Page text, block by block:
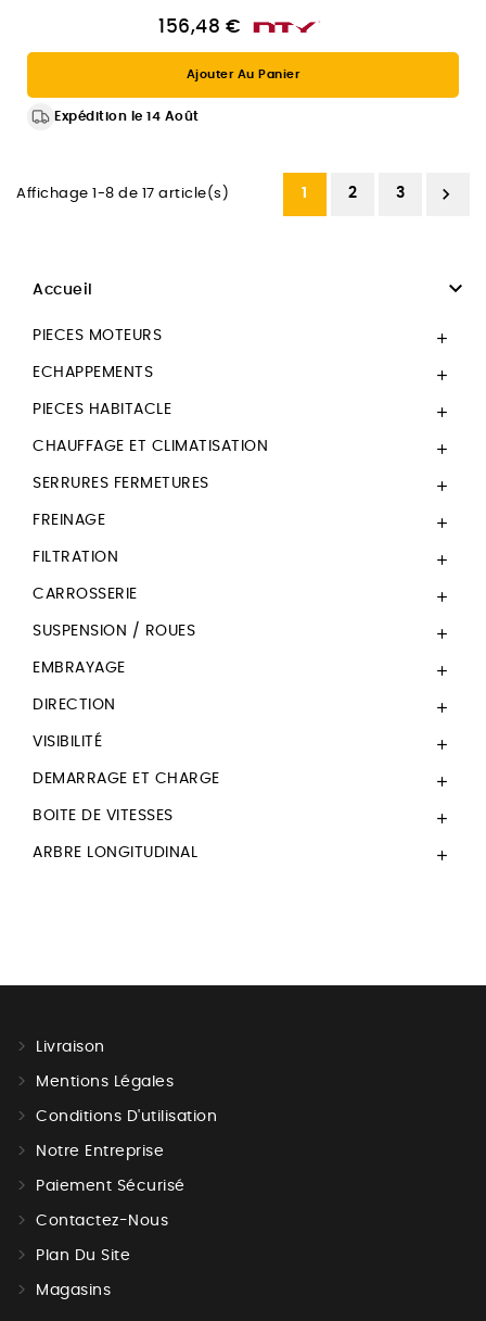
156,48 €
Ajouter Au Panier
Expédition le 14 Août
Affichage 1-8 de 17 article(s) 1 2 3 
Accueil 
PIECES MOTEURS 
ECHAPPEMENTS 
PIECES HABITACLE 
CHAUFFAGE ET CLIMATISATION 
SERRURES FERMETURES 
FREINAGE 
FILTRATION 
CARROSSERIE 
SUSPENSION / ROUES 
EMBRAYAGE 
DIRECTION 
VISIBILITÉ 
DEMARRAGE ET CHARGE 
BOITE DE VITESSES 
ARBRE LONGITUDINAL 
Livraison
Mentions Légales
Conditions D'utilisation
Notre Entreprise
Paiement Sécurisé
Contactez-Nous
Plan Du Site
Magasins